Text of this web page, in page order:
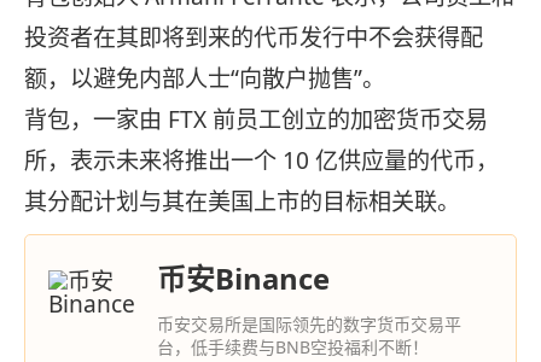
投资者在其即将到来的代币发行中不会获得配
额，以避免内部人士“向散户抛售”。
背包，一家由 FTX 前员工创立的加密货币交易
所，表示未来将推出一个 10 亿供应量的代币，
其分配计划与其在美国上市的目标相关联。
币安Binance
币安交易所是国际领先的数字货币交易平
台，低手续费与BNB空投福利不断！